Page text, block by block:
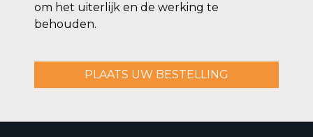
om het uiterlijk en de werking te
behouden.
PLAATS UW BESTELLING